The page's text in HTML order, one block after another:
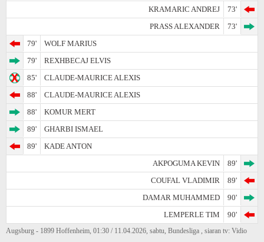
KRAMARIC ANDREJ
73'
PRASS ALEXANDER
73'
79'
WOLF MARIUS
79'
REXHBECAJ ELVIS
85'
CLAUDE-MAURICE ALEXIS
88'
CLAUDE-MAURICE ALEXIS
88'
KOMUR MERT
89'
GHARBI ISMAEL
89'
KADE ANTON
AKPOGUMA KEVIN
89'
COUFAL VLADIMIR
89'
DAMAR MUHAMMED
90'
LEMPERLE TIM
90'
Augsburg - 1899 Hoffenheim, 01:30 / 11.04.2026, sabtu, Bundesliga , siaran tv: Vidio